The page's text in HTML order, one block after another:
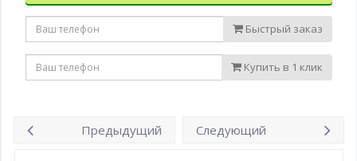
Быстрый заказ
Купить в 1 клик
Предыдущий Следующий